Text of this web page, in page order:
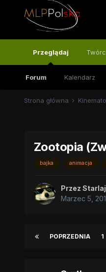
Przeglądaj
Forum Kalendarz
Strona główna
Zootopia
bajka animacja
Przez
Marzec 5,
POPRZEDNIA 1